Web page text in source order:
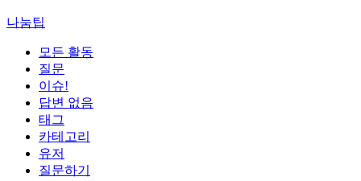
나눔팁
모든 활동
질문
이슈!
답변 없음
태그
카테고리
유저
질문하기